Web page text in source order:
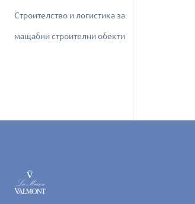
Строителство и логистика за
мащабни строителни обекти